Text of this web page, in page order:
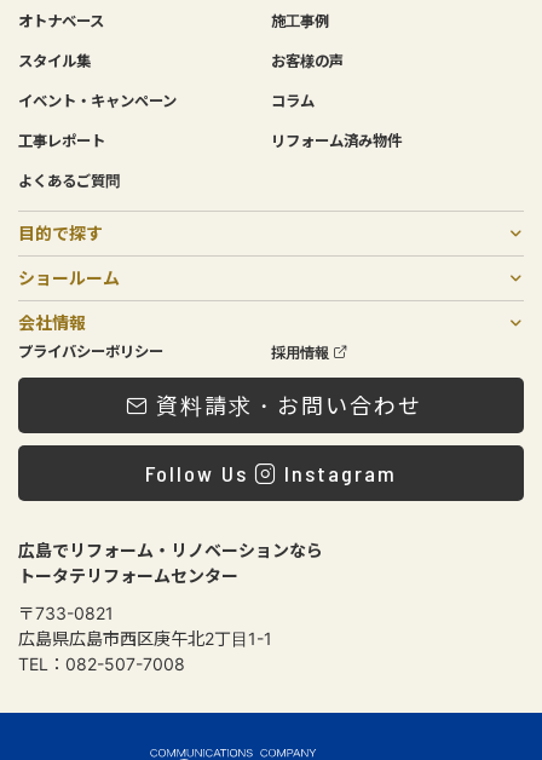
オトナベース 施工事例
スタイル集 お客様の声
イベント・キャンペーン コラム
工事レポート リフォーム済み物件
よくあるご質問
目的で探す
戸建てリノベーション マンションリフォーム・リノベーション
二世帯リフォーム 増築リノベーション・リフォーム
リフォーム 非住宅リノベーション
中古物件購入×リノベーション 費用について
住宅売却
ショールーム
SOGOリノベスタジオ 庚午店・北店
会社情報
会社概要 スタッフ紹介
メンテナンスについて ローンプラン
プライバシーポリシー 採用情報
資料請求・お問い合わせ
Follow Us Instagram
広島でリフォーム・リノベーションなら
トータテリフォームセンター
〒733-0821
広島県広島市西区庚午北2丁目1-1
TEL：082-507-7008